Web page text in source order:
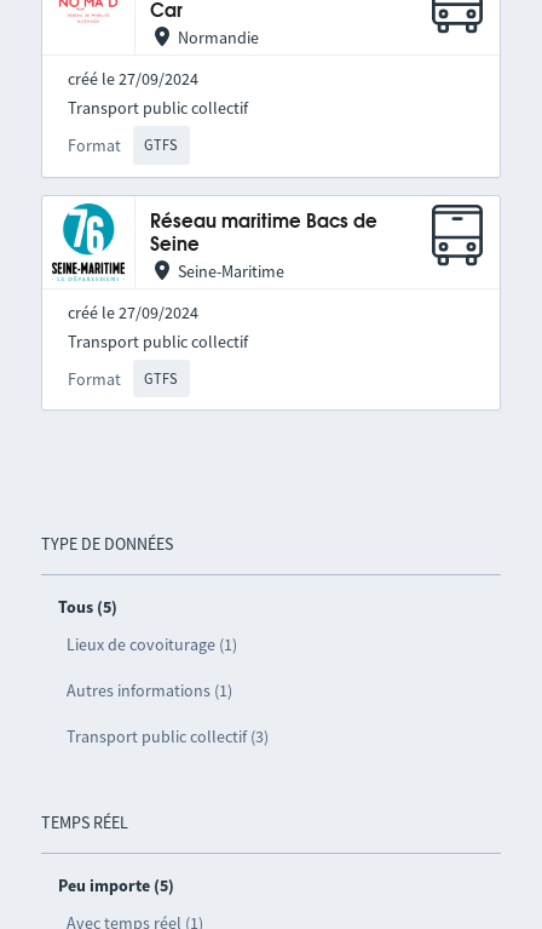
TYPE DE DONNÉES
Tous (5)
Lieux de covoiturage (1)
Autres informations (1)
Transport public collectif (3)
TEMPS RÉEL
Peu importe (5)
Avec temps réel (1)
Car
Normandie
créé le 27/09/2024
Format GTFS
Transport public collectif
Réseau maritime Bacs de
Seine
Seine-Maritime
créé le 27/09/2024
Format GTFS
Transport public collectif